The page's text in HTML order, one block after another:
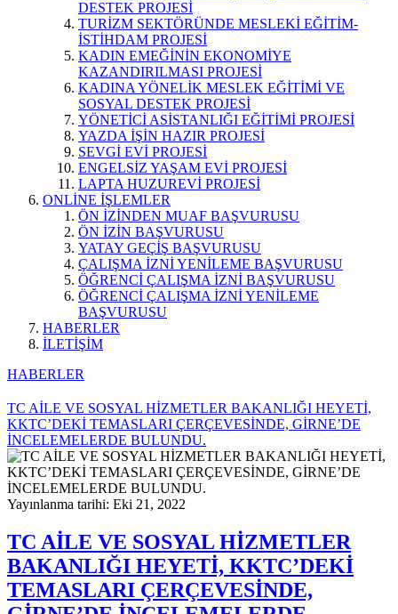
DESTEK PROJESİ
TURİZM SEKTÖRÜNDE MESLEKİ EĞİTİM-
İSTİHDAM PROJESİ
KADIN EMEĞİNİN EKONOMİYE
KAZANDIRILMASI PROJESİ
KADINA YÖNELİK MESLEK EĞİTİMİ VE
SOSYAL DESTEK PROJESİ
YÖNETİCİ ASİSTANLIĞI EĞİTİMİ PROJESİ
YAZDA İŞİN HAZIR PROJESİ
SEVGİ EVİ PROJESİ
ENGELSİZ YAŞAM EVİ PROJESİ
LAPTA HUZUREVİ PROJESİ
ONLİNE İŞLEMLER
ÖN İZİNDEN MUAF BAŞVURUSU
ÖN İZİN BAŞVURUSU
YATAY GEÇİŞ BAŞVURUSU
ÇALIŞMA İZNİ YENİLEME BAŞVURUSU
ÖĞRENCİ ÇALIŞMA İZNİ BAŞVURUSU
ÖĞRENCİ ÇALIŞMA İZNİ YENİLEME
BAŞVURUSU
HABERLER
İLETİŞİM
HABERLER
TC AİLE VE SOSYAL HİZMETLER BAKANLIĞI HEYETİ,
KKTC’DEKİ TEMASLARI ÇERÇEVESİNDE, GİRNE’DE
İNCELEMELERDE BULUNDU.
Yayınlanma tarihi: Eki 21, 2022
TC AİLE VE SOSYAL HİZMETLER
BAKANLIĞI HEYETİ, KKTC’DEKİ
TEMASLARI ÇERÇEVESİNDE,